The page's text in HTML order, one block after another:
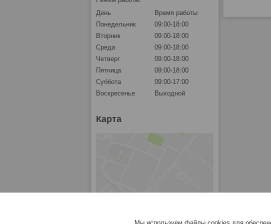
День
Время работы
Понедельник
09:00-18:00
Вторник
09:00-18:00
Среда
09:00-18:00
Четверг
09:00-18:00
Пятница
09:00-18:00
Суббота
09:00-17:00
Воскресенье
Выходной
Карта